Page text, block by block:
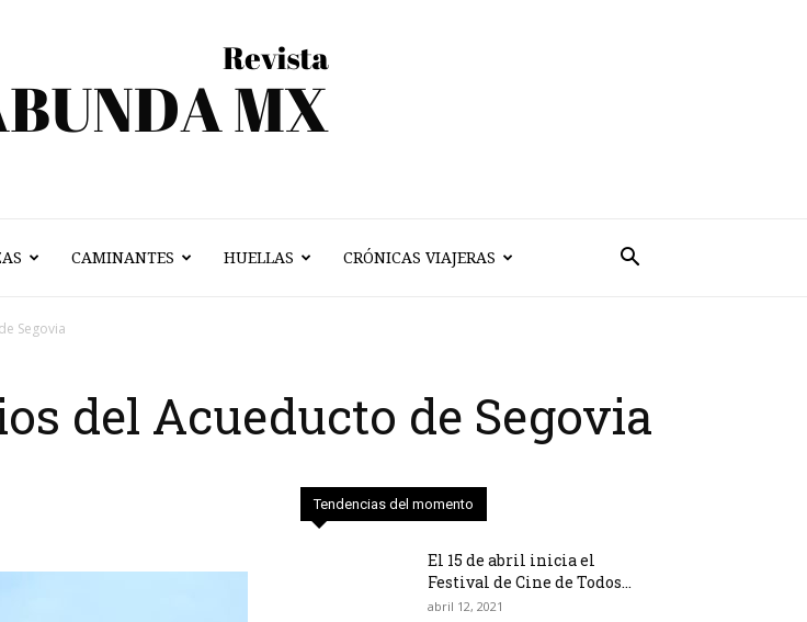
Vagabunda
Mx
CAMINANTES HUELLAS CRÓNICAS VIAJERAS
Segovia
del Acueducto de Segovia
Tendencias del momento
El 15 de abril inicia el
Festival de Cine de Todos...
abril 12, 2021